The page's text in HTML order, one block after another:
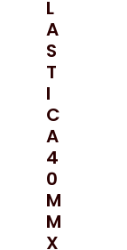
L
A
S
T
I
C
A
4
0
M
M
X